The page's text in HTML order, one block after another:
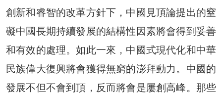
創新和睿智的改革方針下，中國見頂論提出的窒
礙中國長期持續發展的結構性因素將會得到妥善
和有效的處理。如此一來，中國式現代化和中華
民族偉大復興將會獲得無窮的澎拜動力。中國的
發展不但不會到頂，反而將會是屢創高峰。那些